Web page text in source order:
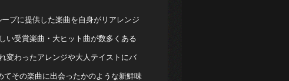
プに提供した楽曲を自身がリアレンジ
い受賞楽曲・大ヒット曲が数多くある
変わったアレンジや大人テイストにバ
その楽曲に出会ったかのような新鮮味